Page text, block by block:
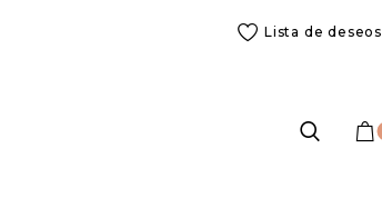
Lista de deseos